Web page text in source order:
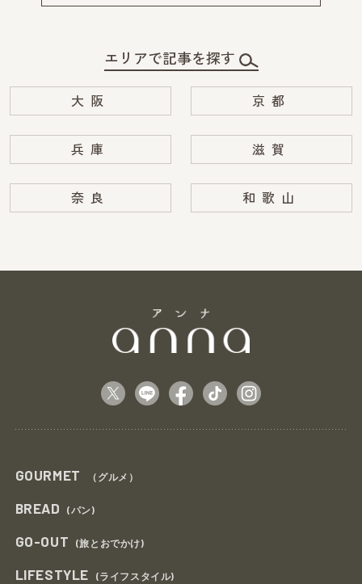
エリアで記事を探す
大阪 京都
兵庫 滋賀
奈良 和歌山
GOURMET （グルメ）
BREAD (パン)
GO-OUT (旅とおでかけ)
LIFESTYLE (ライフスタイル)